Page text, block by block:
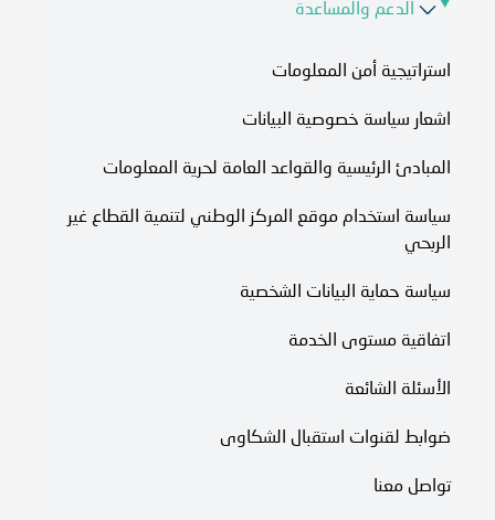
الدعم والمساعدة
استراتيجية أمن المعلومات
اشعار سياسة خصوصية البيانات
المبادئ الرئيسية والقواعد العامة لحرية المعلومات
سياسة استخدام موقع المركز الوطني لتنمية القطاع غير
الربحي
سياسة حماية البيانات الشخصية
اتفاقية مستوى الخدمة​
الأسئلة الشائعة
ضوابط لقنوات استقبال الشكاوى
تواصل معنا